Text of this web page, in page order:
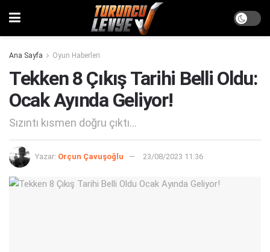
Ana Sayfa Oyun Haberleri
Tekken 8 Çıkış Tarihi Belli Oldu:
Ocak Ayında Geliyor!
Sızıntı kısmen doğru çıktı...
Yazar: Orçun Çavuşoğlu 23/08/2023 11:36